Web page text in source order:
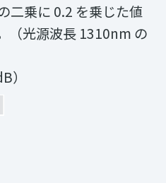
二乗に 0.2 を乗じた値
（光源波長 1310nm の
）